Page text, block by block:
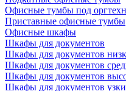
Офисные тумбы под
Приставные офисные тумбы
Офисные шкафы
Шкафы для документов
Шкафы для документов
Шкафы для документов
Шкафы для документов
Шкафы для документов